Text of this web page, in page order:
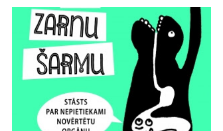
dzīves – protams, šie visi ir patiesi apgalvojumi –, tomēr atļaušos
apgalvot, ka katra valsts galvenokārt ir ieinteresēta pelnošu
nozaru dzīvotspējā. Tieši tāpat kā autorūpniecība, naftas
ieguve, augstās tehnoloģijas vai medicīna arī grāmatniecība dod
ieguldījumu valsts ekonomikā. Šobrīd neskatīsimies uz tādiem
neapšaubāmi vērā ņemamiem faktoriem kā valsts iedzīvotāju
skaits un lasītāju skaits, bet aplūk...